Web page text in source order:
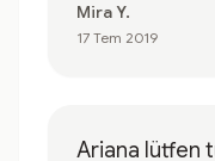
Mira Y.
17 Tem 2019
Ariana lütfen